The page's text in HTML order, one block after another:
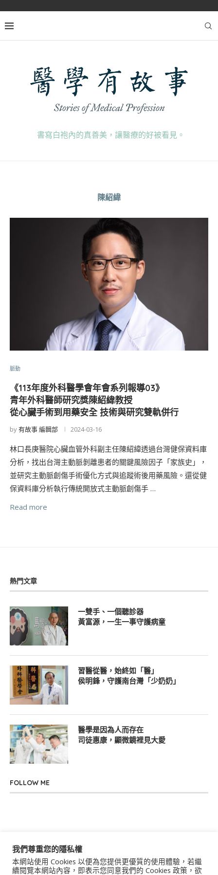
書寫白袍內的真善美，讓醫療的好被看見。
陳紹緯
脈動
《113年度外科醫學會年會系列報導03》
青年外科醫師研究獎陳紹緯教授
從心臟手術到用藥安全 技術與研究雙軌併行
by有故事 編輯部 2024-03-16
林口長庚醫院心臟血管外科副主任陳紹緯透過台灣健保資料庫
分析，找出台灣主動脈剝離患者的關鍵風險因子「家族史」，
並研究主動脈創傷手術優化方式與追蹤術後用藥風險。還從健
保資料庫分析執行傳統開放式主動脈創傷手 …
Read more
熱門文章
一雙手、一個聽診器
黃富源，一生一事守護病童
習醫從醫，始終如「醫」
侯明鋒，守護南台灣「少奶奶」
醫學是因為人而存在
司徒惠康，顯微鏡裡見大愛
FOLLOW ME
關於我們 聯絡我們 服務條款 隱私權政策
我們尊重您的隱私權
本網站使用 Cookies 以便為您提供更優質的使用體驗，若繼
續閱覽本網站內容，即表示您同意我們的 Cookies 政策，欲